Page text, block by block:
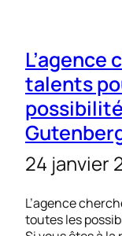
L’agence
talents
24 janvier
L’agence
toutes les